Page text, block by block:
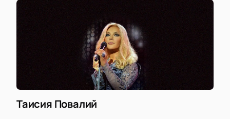
Таисия Повалий